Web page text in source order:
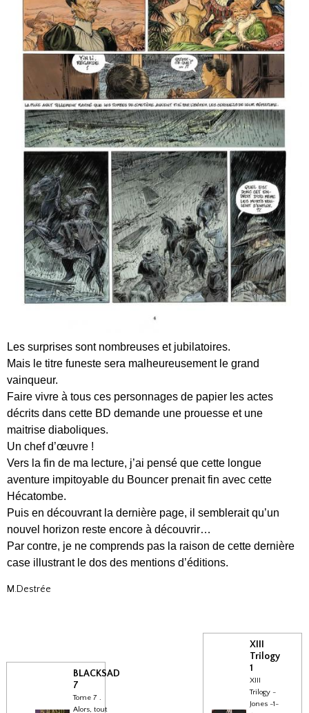
Les surprises sont nombreuses et jubilatoires.
Mais le titre funeste sera malheureusement le grand
vainqueur.
Faire vivre à tous ces personnages de papier les actes
décrits dans cette BD demande une prouesse et une
maitrise diaboliques.
Un chef d’œuvre !
Vers la fin de ma lecture, j’ai pensé que cette longue
aventure impitoyable du Bouncer prenait fin avec cette
Hécatombe.
Puis en découvrant la dernière page, il semblerait qu’un
nouvel horizon reste encore à découvrir…
Par contre, je ne comprends pas la raison de cette dernière
case illustrant le dos des mentions d’éditions.
M.Destrée
BLACKSAD
7
Tome 7 .
Alors, tout
XIII
Trilogy
1
XIII
Trilogy -
Jones -1-